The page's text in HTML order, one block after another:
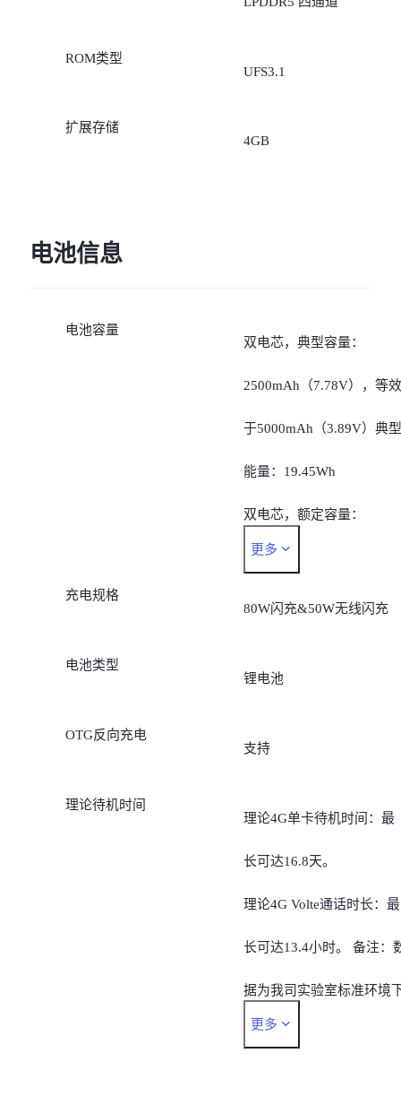
ROM类型
UFS3.1
扩展存储
4GB
电池信息
电池容量
双电芯，典型容量：
2500mAh（7.78V），等效
于5000mAh（3.89V）典型
能量：19.45Wh
双电芯，额定容量：
2440mAh（7.78V），等效
于4880mAh（3.89V）额定
更多
充电规格
80W闪充&50W无线闪充
电池类型
锂电池
OTG反向充电
支持
理论待机时间
理论4G单卡待机时间：最
长可达16.8天。
理论4G Volte通话时长：最
长可达13.4小时。 备注：
据为我司实验室标准环境
的测试结果，实际待机时
更多